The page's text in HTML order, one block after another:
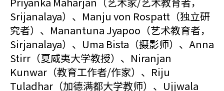
Srijanalaya）、Manju von Rospatt（独立研
究者）、Manantuna Jyapoo（艺术教育者，
Sirjanalaya）、Uma Bista（摄影师）、Anna
Stirr（夏威夷大学教授）、Niranjan
Kunwar（教育工作者/作家）、Riju
Tuladhar（加德满都大学教师）、Ujjwala